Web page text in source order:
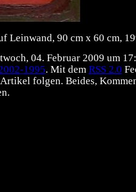
Leinwand, 90 cm x 60 cm,
04. Februar 2009 um
1995. Mit dem RSS 2.0
folgen. Beides,